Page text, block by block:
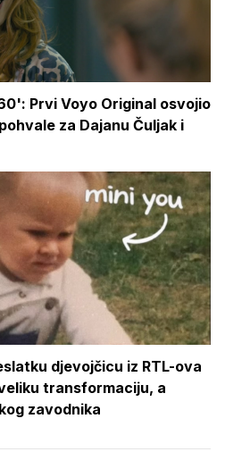
Prvi Voyo Original osvojio
za Dajanu Čuljak i
djevojčicu iz RTL-ova
transformaciju, a
zavodnika